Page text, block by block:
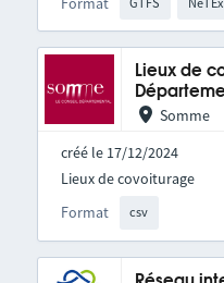
Lieux de
Somme
créé le 17/12/2024
Format csv
Lieux de covoiturage